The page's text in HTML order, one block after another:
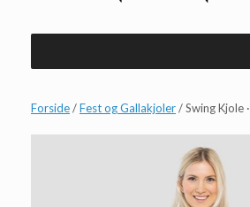
Forside/Fest og Gallakjoler/ Swing Kjole ·